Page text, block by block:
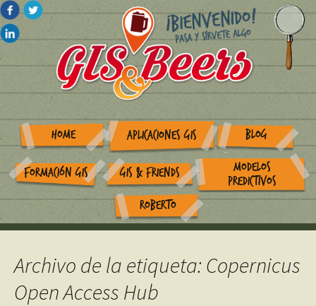
HOME APLICACIONES GIS BLOG
FORMACIÓN GIS GIS & FRIENDS
MODELOS
PREDICTIVOS
ROBERTO
Archivo de la etiqueta: Copernicus
Open Access Hub